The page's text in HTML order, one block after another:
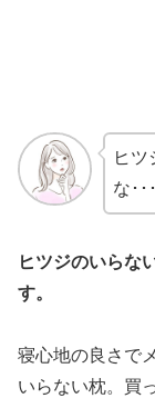
ヒツ
な･･
ヒツジのいらな
す。
寝心地の良さで
いらない枕。買